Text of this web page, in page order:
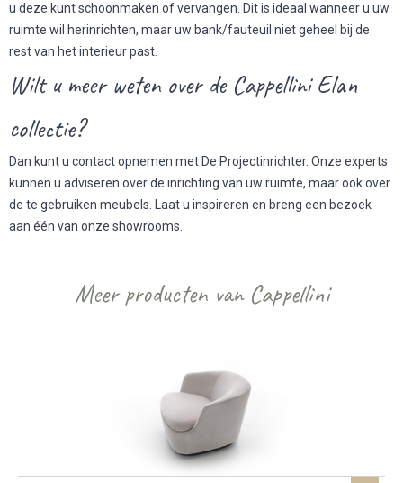
u deze kunt schoonmaken of vervangen. Dit is ideaal wanneer u uw
ruimte wil herinrichten, maar uw bank/fauteuil niet geheel bij de
rest van het interieur past.
Wilt u meer weten over de Cappellini Elan
collectie?
Dan kunt u contact opnemen met De Projectinrichter. Onze experts
kunnen u adviseren over de inrichting van uw ruimte, maar ook over
de te gebruiken meubels. Laat u inspireren en breng een bezoek
aan één van onze showrooms.
Meer producten van Cappellini